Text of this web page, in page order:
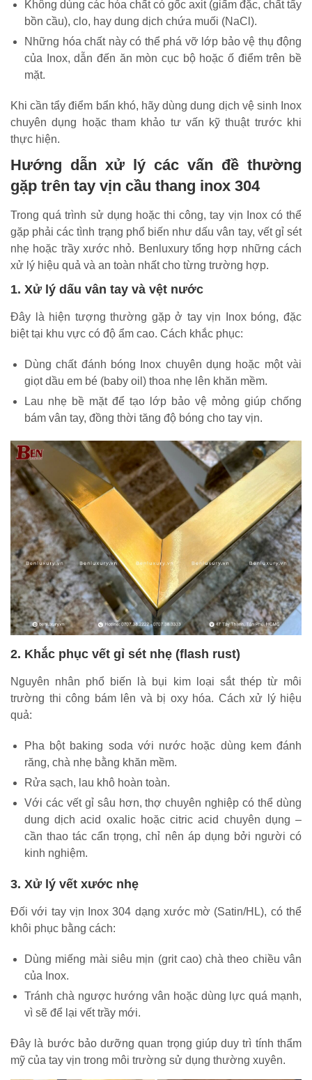
Không dùng các hóa chất có gốc axit (giấm đặc, chất tẩy
bồn cầu), clo, hay dung dịch chứa muối (NaCl).
Những hóa chất này có thể phá vỡ lớp bảo vệ thụ động
của Inox, dẫn đến ăn mòn cục bộ hoặc ố điểm trên bề
mặt.
Khi cần tẩy điểm bẩn khó, hãy dùng dung dịch vệ sinh Inox
chuyên dụng hoặc tham khảo tư vấn kỹ thuật trước khi
thực hiện.
Hướng dẫn xử lý các vấn đề thường
gặp trên tay vịn cầu thang inox 304
Trong quá trình sử dụng hoặc thi công, tay vịn Inox có thể
gặp phải các tình trạng phổ biến như dấu vân tay, vết gỉ sét
nhẹ hoặc trầy xước nhỏ. Benluxury tổng hợp những cách
xử lý hiệu quả và an toàn nhất cho từng trường hợp.
1. Xử lý dấu vân tay và vệt nước
Đây là hiện tượng thường gặp ở tay vịn Inox bóng, đặc
biệt tại khu vực có độ ẩm cao. Cách khắc phục:
Dùng chất đánh bóng Inox chuyên dụng hoặc một vài
giọt dầu em bé (baby oil) thoa nhẹ lên khăn mềm.
Lau nhẹ bề mặt để tạo lớp bảo vệ mỏng giúp chống
bám vân tay, đồng thời tăng độ bóng cho tay vịn.
2. Khắc phục vết gỉ sét nhẹ (flash rust)
Nguyên nhân phổ biến là bụi kim loại sắt thép từ môi
trường thi công bám lên và bị oxy hóa. Cách xử lý hiệu
quả:
Pha bột baking soda với nước hoặc dùng kem đánh
răng, chà nhẹ bằng khăn mềm.
Rửa sạch, lau khô hoàn toàn.
Với các vết gỉ sâu hơn, thợ chuyên nghiệp có thể dùng
dung dịch acid oxalic hoặc citric acid chuyên dụng –
cần thao tác cẩn trọng, chỉ nên áp dụng bởi người có
kinh nghiệm.
3. Xử lý vết xước nhẹ
Đối với tay vịn Inox 304 dạng xước mờ (Satin/HL), có thể
khôi phục bằng cách:
Dùng miếng mài siêu mịn (grit cao) chà theo chiều vân
của Inox.
Tránh chà ngược hướng vân hoặc dùng lực quá mạnh,
vì sẽ để lại vết trầy mới.
Đây là bước bảo dưỡng quan trọng giúp duy trì tính thẩm
mỹ của tay vịn trong môi trường sử dụng thường xuyên.